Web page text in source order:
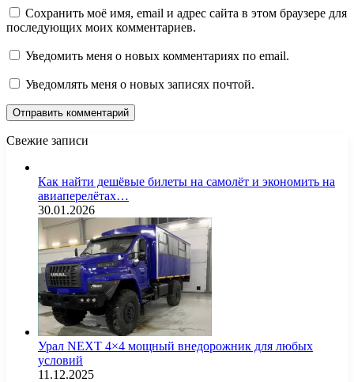
Сохранить моё имя, email и адрес сайта в этом браузере для
последующих моих комментариев.
Уведомить меня о новых комментариях по email.
Уведомлять меня о новых записях почтой.
Свежие записи
Как найти дешёвые билеты на самолёт и экономить на
авиаперелётах…
30.01.2026
Урал NEXT 4×4 мощный внедорожник для любых
условий
11.12.2025